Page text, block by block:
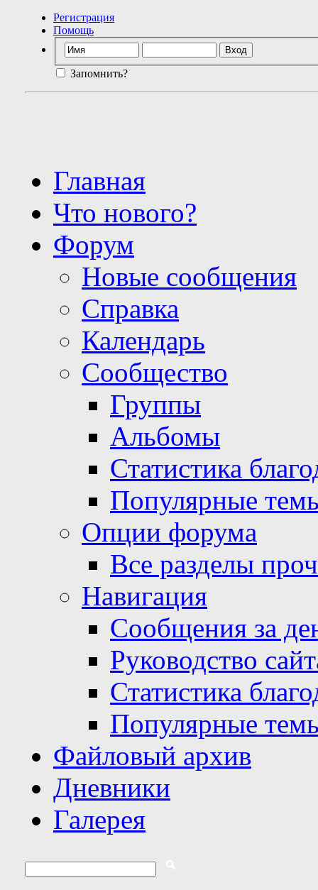
Регистрация
Помощь
Запомнить?
Главная
Что нового?
Форум
Новые сообщения
Справка
Календарь
Сообщество
Группы
Альбомы
Статистика
Популярные
Опции форума
Все разделы
Навигация
Сообщения за
Руководство
Статистика
Популярные
Файловый архив
Дневники
Галерея